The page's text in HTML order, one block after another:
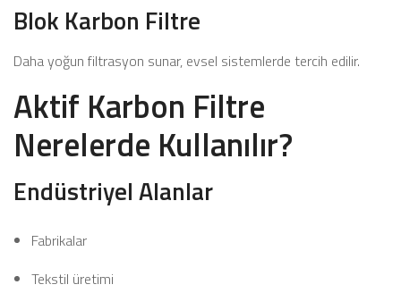
Blok Karbon Filtre
Daha yoğun filtrasyon sunar, evsel sistemlerde tercih edilir.
Aktif Karbon Filtre
Nerelerde Kullanılır?
Endüstriyel Alanlar
Fabrikalar
Tekstil üretimi